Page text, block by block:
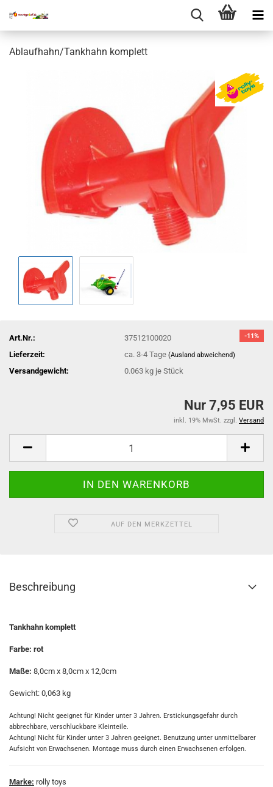
Ablaufhahn/Tankhahn komplett
-11%
Art.Nr.:
37512100020
Lieferzeit:
ca. 3-4 Tage(Ausland abweichend)
Versandgewicht: 0.063 kg je Stück
Nur 7,95 EUR
inkl. 19% MwSt. zzgl. Versand
AUF DEN MERKZETTEL
Beschreibung
Tankhahn komplett
Farbe: rot
Maße: 8,0cm x 8,0cm x 12,0cm
Gewicht: 0,063 kg
Achtung! Nicht geeignet für Kinder unter 3 Jahren. Erstickungsgefahr durch
abbrechbare, verschluckbare Kleinteile.
Achtung! Nicht für Kinder unter 3 Jahren geeignet. Benutzung unter unmittelbarer
Aufsicht von Erwachsenen. Montage muss durch einen Erwachsenen erfolgen.
Marke: rolly toys